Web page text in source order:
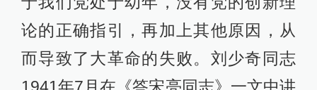
论的正确指引，再加上其他原因，从
而导致了大革命的失败。刘少奇同志
1941年7月在《答宋亮同志》一文中讲